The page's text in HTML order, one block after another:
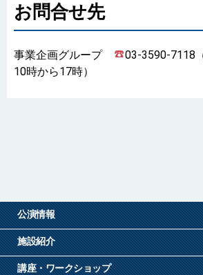
お問合せ先
事業企画グループ
03-3590-7118
10時から17時）
公演情報
施設紹介
講座・ワークショップ